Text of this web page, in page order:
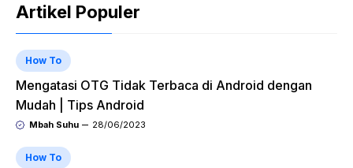
Artikel Populer
How To
Mengatasi OTG Tidak Terbaca di Android dengan
Mudah | Tips Android
Mbah Suhu 28/06/2023
How To